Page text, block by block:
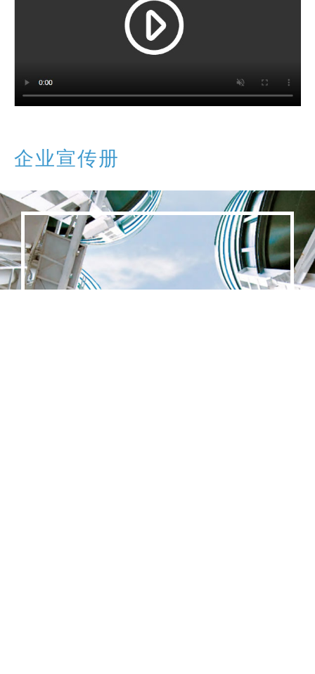
企业宣传册